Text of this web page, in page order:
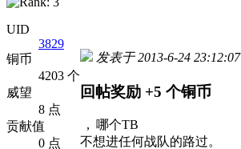
UID
3829
铜币
4203 个
威望
8 点
贡献值
0 点
发表于 2013-6-24 23:12:07
回帖奖励 +5 个铜币
, 哪个TB
不想进任何战队的路过。